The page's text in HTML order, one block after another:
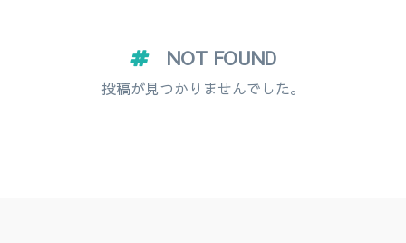
NOT FOUND
投稿が見つかりませんでした。